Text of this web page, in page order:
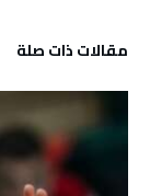
‫مقالات ذات صلة‬